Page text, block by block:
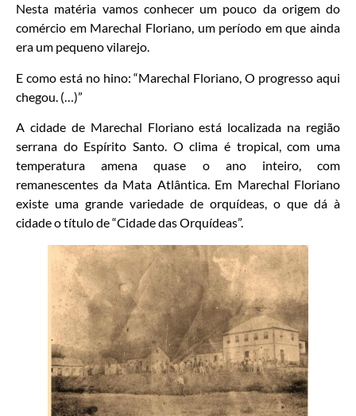
Nesta matéria vamos conhecer um pouco da origem do
comércio em Marechal Floriano, um período em que ainda
era um pequeno vilarejo.
E como está no hino: “Marechal Floriano, O progresso aqui
chegou. (…)”
A cidade de Marechal Floriano está localizada na região
serrana do Espírito Santo. O clima é tropical, com uma
temperatura amena quase o ano inteiro, com
remanescentes da Mata Atlântica. Em Marechal Floriano
existe uma grande variedade de orquídeas, o que dá à
cidade o título de “Cidade das Orquídeas”.